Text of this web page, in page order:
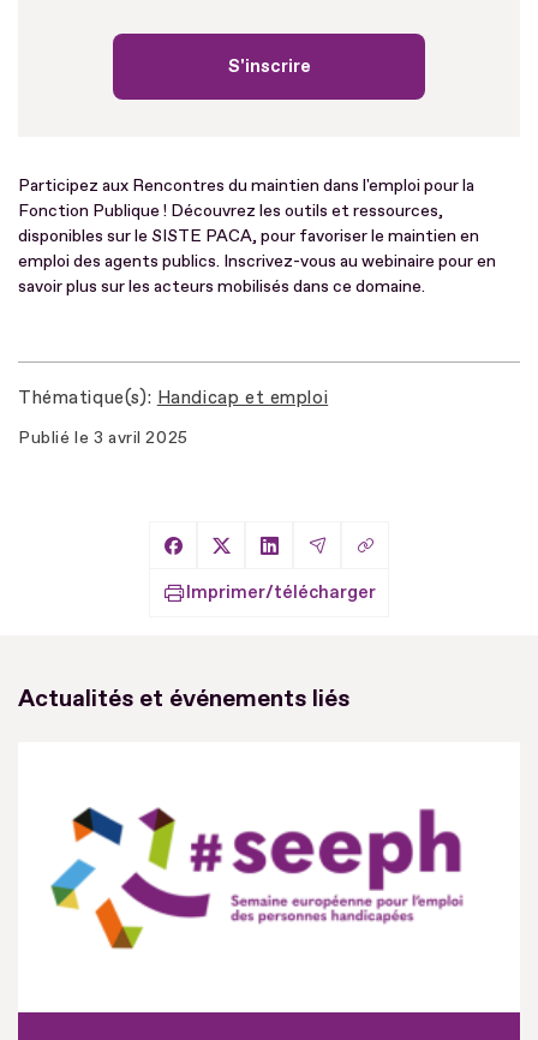
S'inscrire
Participez aux Rencontres du maintien dans l'emploi pour la
Fonction Publique ! Découvrez les outils et ressources,
disponibles sur le SISTE PACA, pour favoriser le maintien en
emploi des agents publics. Inscrivez-vous au webinaire pour en
savoir plus sur les acteurs mobilisés dans ce domaine.
Thématique(s) Handicap et emploi
Publié le 3 avril 2025
Partager sur Facebook
Partager sur X
Partager sur LinkedIn
Partager par Email
Copier le lien
Imprimer/télécharger
Actualités et événements liés